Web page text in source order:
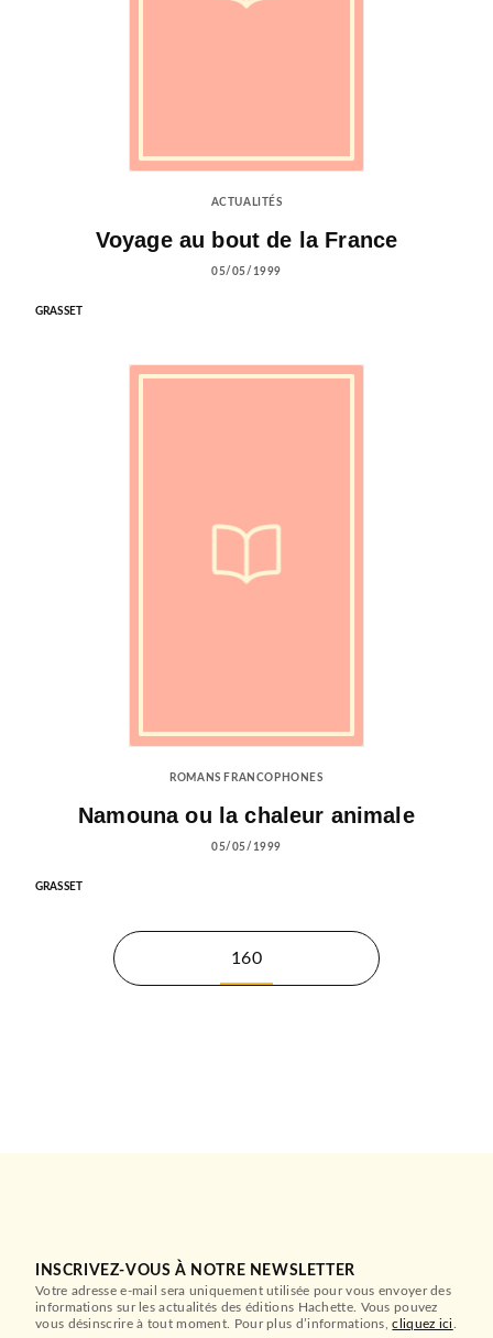
ACTUALITÉS
Voyage au bout de la France
05/05/1999
GRASSET
ROMANS FRANCOPHONES
Namouna ou la chaleur animale
05/05/1999
GRASSET
160
INSCRIVEZ-VOUS À NOTRE NEWSLETTER
Votre adresse e-mail sera uniquement utilisée pour vous envoyer des
informations sur les actualités des éditions Hachette. Vous pouvez
vous désinscrire à tout moment. Pour plus d’informations,cliquez ici